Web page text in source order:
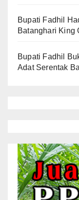
Bupati Fadhil
Batanghari King
Bupati Fadhil
Adat Serentak